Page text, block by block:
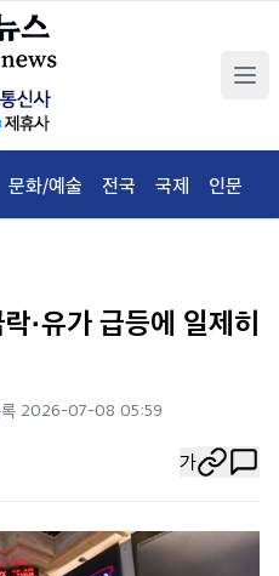
문화/예술 전국 국제 인문
·유가 급등에 일제히
록 2026-07-08 05:59
가